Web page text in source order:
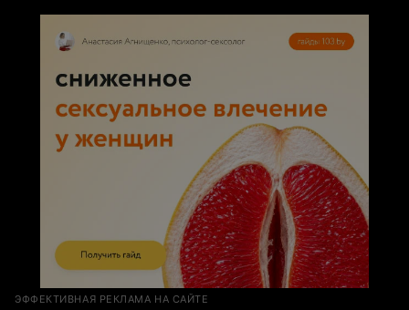
ЭФФЕКТИВНАЯ РЕКЛАМА НА САЙТЕ